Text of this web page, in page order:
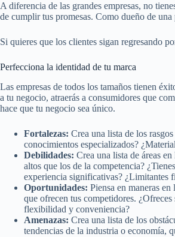
A diferencia de las grandes empresas, no
de cumplir tus promesas. Como dueño de
Si quieres que los clientes sigan regresando
Perfecciona la identidad de tu marca
Las empresas de todos los tamaños tienen
a tu negocio, atraerás a consumidores que
hace que tu negocio sea único.
Fortalezas: Crea una lista de los
conocimientos especializados?
Debilidades: Crea una lista de áreas
altos que los de la competencia?
experiencia significativas? ¿Limitantes
Oportunidades: Piensa en maneras
que ofrecen tus competidores.
flexibilidad y conveniencia?
Amenazas: Crea una lista de los
tendencias de la industria o economía,